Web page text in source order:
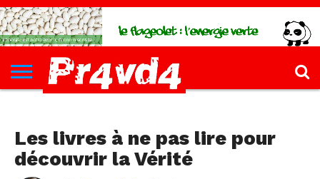
L’INFØ
PØLITIQUE
ECONØMIE
КULTURE
SANTÉ
FILLETTE
FORMATIONS
CONTACT
Les livres à ne pas lire pour
découvrir la Vérité